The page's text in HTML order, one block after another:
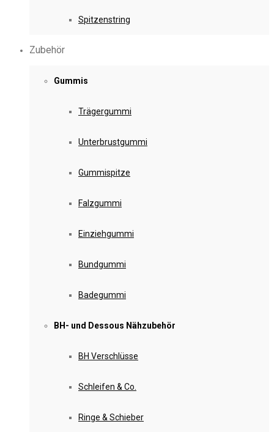
Spitzenstring
Zubehör
Gummis
Trägergummi
Unterbrustgummi
Gummispitze
Falzgummi
Einziehgummi
Bundgummi
Badegummi
BH- und Dessous Nähzubehör
BH Verschlüsse
Schleifen & Co.
Ringe & Schieber